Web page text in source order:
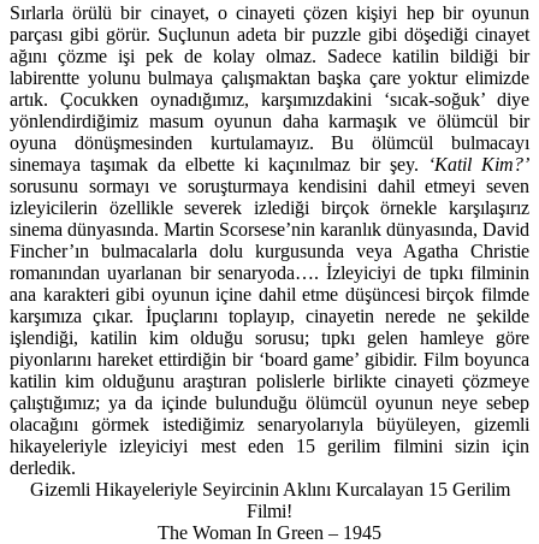
Sırlarla örülü bir cinayet, o cinayeti çözen kişiyi hep bir oyunun
parçası gibi görür. Suçlunun adeta bir puzzle gibi döşediği cinayet
ağını çözme işi pek de kolay olmaz. Sadece katilin bildiği bir
labirentte yolunu bulmaya çalışmaktan başka çare yoktur elimizde
artık. Çocukken oynadığımız, karşımızdakini ‘sıcak-soğuk’ diye
yönlendirdiğimiz masum oyunun daha karmaşık ve ölümcül bir
oyuna dönüşmesinden kurtulamayız. Bu ölümcül bulmacayı
sinemaya taşımak da elbette ki kaçınılmaz bir şey.
‘Katil Kim?’
sorusunu sormayı ve soruşturmaya kendisini dahil etmeyi seven
izleyicilerin özellikle severek izlediği birçok örnekle karşılaşırız
sinema dünyasında. Martin Scorsese’nin karanlık dünyasında, David
Fincher’ın bulmacalarla dolu kurgusunda veya Agatha Christie
romanından uyarlanan bir senaryoda…. İzleyiciyi de tıpkı filminin
ana karakteri gibi oyunun içine dahil etme düşüncesi birçok filmde
karşımıza çıkar. İpuçlarını toplayıp, cinayetin nerede ne şekilde
işlendiği, katilin kim olduğu sorusu; tıpkı gelen hamleye göre
piyonlarını hareket ettirdiğin bir ‘board game’ gibidir. Film boyunca
katilin kim olduğunu araştıran polislerle birlikte cinayeti çözmeye
çalıştığımız; ya da içinde bulunduğu ölümcül oyunun neye sebep
olacağını görmek istediğimiz senaryolarıyla büyüleyen, gizemli
hikayeleriyle izleyiciyi mest eden 15 gerilim filmini sizin için
derledik.
Gizemli Hikayeleriyle Seyircinin Aklını Kurcalayan 15 Gerilim
Filmi!
The Woman In Green – 1945